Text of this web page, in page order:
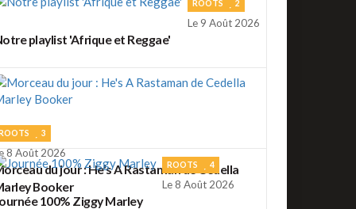
ROOTS 2
Le 9 Août 2026
playlist 'Afrique et Reggae'
3
8 Août 2026
du jour : He's A Rastaman de Cedella
Booker
ROOTS 4
Le 8 Août 2026
100% Ziggy Marley